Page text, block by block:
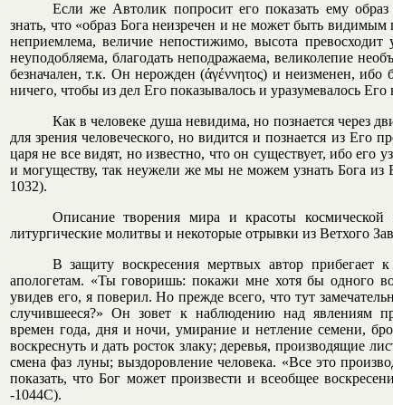
Если же Автолик попросит его показать ему образ
знать, что «образ Бога неизречен и не может быть
неприемлема, величие непостижимо, высота превосходит
неуподобляема, благодать неподражаема, великолепие
безначален, т.к. Он нерожден (άγέννητος) и неизменен, ибо
ничего, чтобы из дел Его показывалось и уразумевалось
Как в человеке душа невидима, но познается через
для зрения человеческого, но видится и познается из Его
царя не все видят, но известно, что он существует, ибо его
и могуществу, так неужели же мы не можем узнать Бога из
1032).
Описание творения мира и красоты космической
литургические молитвы и некоторые отрывки из Ветхого
В защиту воскресения мертвых автор прибегает
апологетам. «Ты говоришь: покажи мне хотя бы одного
увидев его, я поверил. Но прежде всего, что тут
случившееся?» Он зовет к наблюдению над явлениям
времен года, дня и ночи, умирание и нетление семени,
воскреснуть и дать росток злаку; деревья, производящие
смена фаз луны; выздоровление человека. «Все это
показать, что Бог может произвести и всеобщее
-1044С).